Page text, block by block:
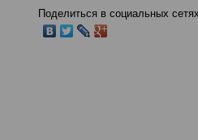
Поделиться в социальных